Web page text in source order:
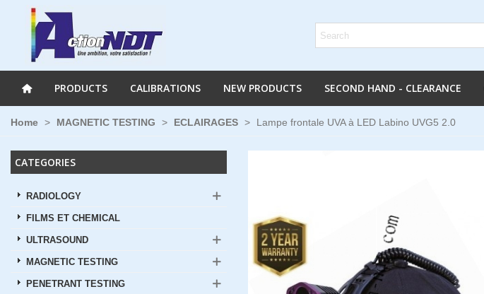
PRODUCTS CALIBRATIONS NEW PRODUCTS SECOND HAND - CLEARANCE
Home > MAGNETIC TESTING > ECLAIRAGES > Lampe frontale UVA à LED Labino UVG5 2.0
CATEGORIES
RADIOLOGY
FILMS ET CHEMICAL
ULTRASOUND
MAGNETIC TESTING
PENETRANT TESTING